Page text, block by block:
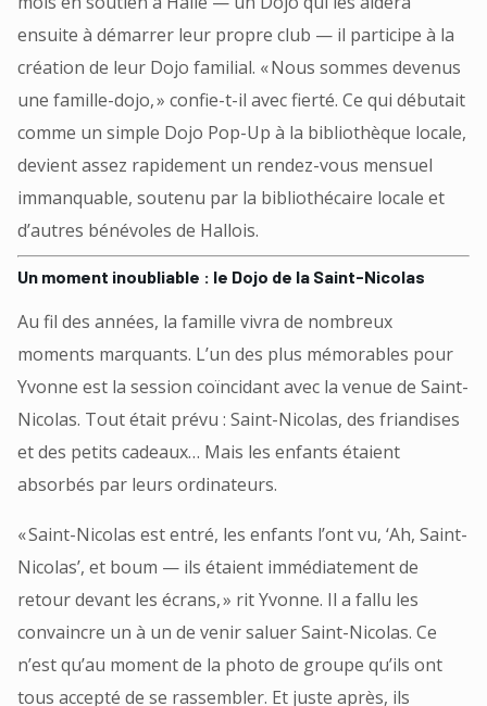
ensuite à démarrer leur propre club — il participe à la
création de leur Dojo familial. « Nous sommes devenus
une famille-dojo, » confie-t-il avec fierté. Ce qui débutait
comme un simple Dojo Pop-Up à la bibliothèque locale,
devient assez rapidement un rendez-vous mensuel
immanquable, soutenu par la bibliothécaire locale et
d’autres bénévoles de Hallois.
Un moment inoubliable : le Dojo de la Saint-Nicolas
Au fil des années, la famille vivra de nombreux
moments marquants. L’un des plus mémorables pour
Yvonne est la session coïncidant avec la venue de Saint-
Nicolas. Tout était prévu : Saint-Nicolas, des friandises
et des petits cadeaux… Mais les enfants étaient
absorbés par leurs ordinateurs.
« Saint-Nicolas est entré, les enfants l’ont vu, ‘Ah, Saint-
Nicolas’, et boum — ils étaient immédiatement de
retour devant les écrans, » rit Yvonne. Il a fallu les
convaincre un à un de venir saluer Saint-Nicolas. Ce
n’est qu’au moment de la photo de groupe qu’ils ont
tous accepté de se rassembler. Et juste après, ils